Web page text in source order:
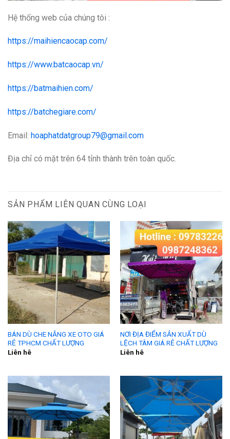
Hệ thống web của chúng tôi :
https://maihiencaocap.com/
https://www.batcaocap.vn/
https://batmaihien.com/
https://batchegiare.com/
Email: hoaphatdatgroup79@gmail.com
Địa chỉ có mặt trên 64 tỉnh thành trên toàn quốc.
SẢN PHẨM LIÊN QUAN CÙNG LOẠI
BÁN DÙ CHE NẮNG XE OTO GIÁ
RẺ TPHCM CHẤT LƯỢNG
Liên hê
NƠI ĐỊA ĐIỂM SẢN XUẤT DÙ
LỆCH TÂM GIÁ RẺ CHẤT LƯỢNG
Liên hê